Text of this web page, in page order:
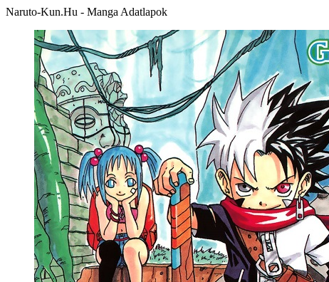
Naruto-Kun.Hu - Manga Adatlapok